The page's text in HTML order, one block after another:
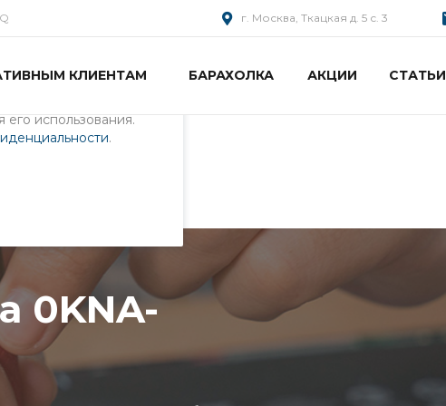
и
использования.
.
г. Москва, Ткацкая д. 5 с. 3
КЛИЕНТАМ БАРАХОЛКА АКЦИИ СТАТЬИ
0KNA-